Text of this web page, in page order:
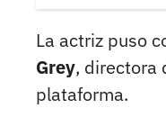
La actriz puso
Grey, directora
plataforma.